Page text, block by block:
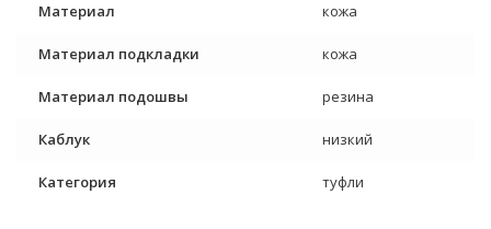
Материал кожа
Материал подкладки кожа
Материал подошвы резина
Каблук низкий
Категория туфли